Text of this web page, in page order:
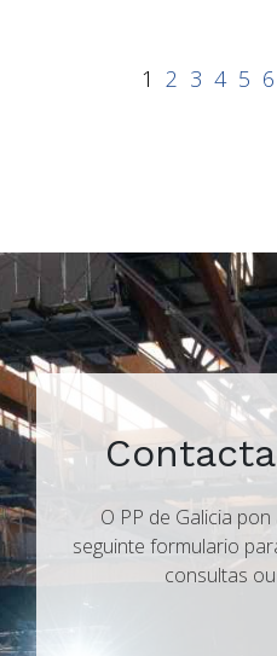
1 2 3 4 5 6
O PP de Galicia
seguinte formulario
consultas